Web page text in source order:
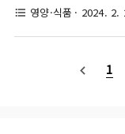
만 학습이 가능한데요.
각됩니다. 하지만 국내
이러한 변화들을 크게
러한 변화가 나타나는
변화'와 '간기능 저하'
format_list_bulleted 영양·식품 · 2024. 2.
navigate_before 1